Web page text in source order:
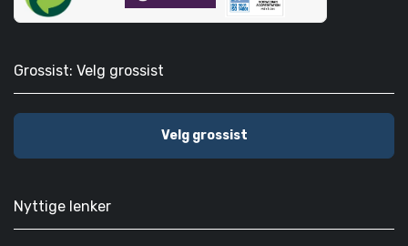
Grossist: Velg grossist
Velg grossist
Nyttige lenker